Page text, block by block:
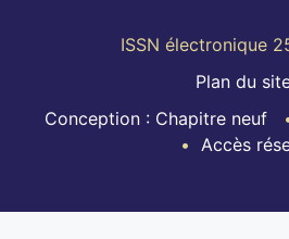
ISSN électronique
Plan du
Conception : Chapitre neuf
Accès